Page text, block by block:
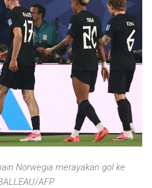
Norwegia merayakan gol ke
AFP